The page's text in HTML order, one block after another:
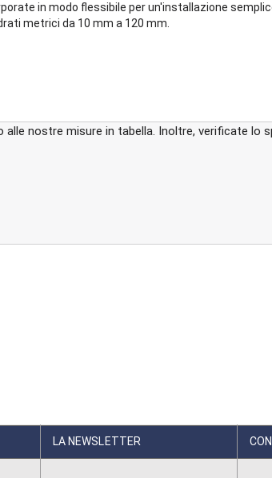
in modo flessibile per un'installazione
metrici da 10 mm a 120 mm.
nostre misure in tabella. Inoltre, verificate lo
LA NEWSLETTER